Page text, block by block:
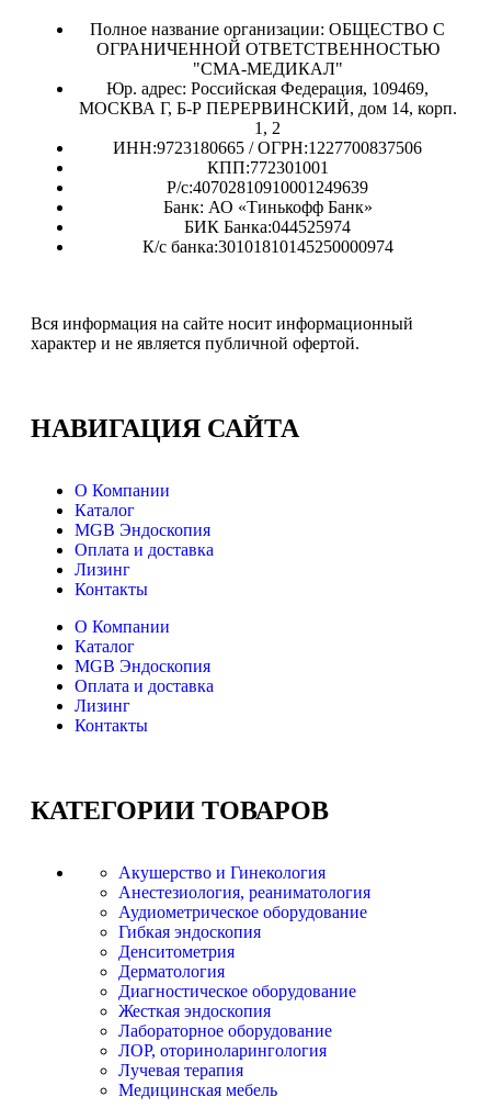
Полное название организации: ОБЩЕСТВО С
ОГРАНИЧЕННОЙ ОТВЕТСТВЕННОСТЬЮ
"СМА-МЕДИКАЛ"
Юр. адрес: Российская Федерация, 109469,
МОСКВА Г, Б-Р ПЕРЕРВИНСКИЙ, дом 14, корп.
1, 2
ИНН:9723180665 / ОГРН:1227700837506
КПП:772301001
Р/с:40702810910001249639
Банк: АО «Тинькофф Банк»
БИК Банка:044525974
К/с банка:30101810145250000974
Вся информация на сайте носит информационный
характер и не является публичной офертой.
НАВИГАЦИЯ САЙТА
О Компании
Каталог
MGB Эндоскопия
Оплата и доставка
Лизинг
Контакты
О Компании
Каталог
MGB Эндоскопия
Оплата и доставка
Лизинг
Контакты
КАТЕГОРИИ ТОВАРОВ
Акушерство и Гинекология
Анестезиология, реаниматология
Аудиометрическое оборудование
Гибкая эндоскопия
Денситометрия
Дерматология
Диагностическое оборудование
Жесткая эндоскопия
Лабораторное оборудование
ЛОР, оториноларингология
Лучевая терапия
Медицинская мебель